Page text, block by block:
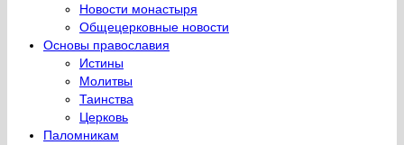
Новости монастыря
Общецерковные новости
Основы православия
Истины
Молитвы
Таинства
Церковь
Паломникам